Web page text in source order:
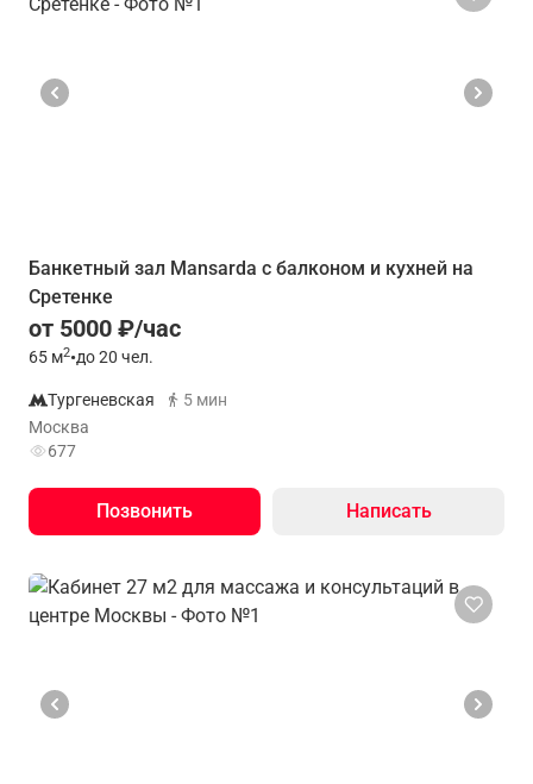
Банкетный зал Mansarda с балконом и кухней на
Сретенке
от 5000 ₽/час
65 м2•до 20 чел.
Тургеневская
5 мин
Москва
677
Позвонить Написать